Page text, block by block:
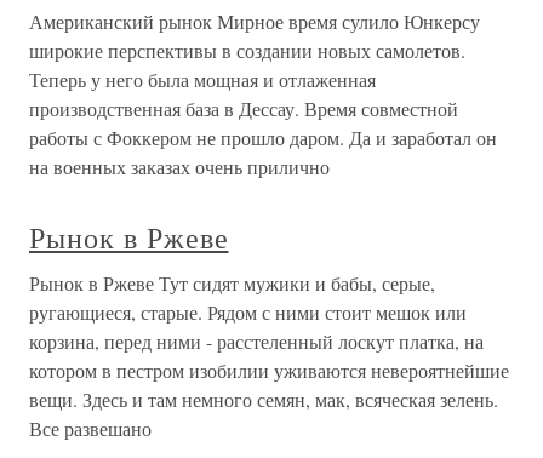
Американский рынок Мирное время сулило Юнкерсу
широкие перспективы в создании новых самолетов.
Теперь у него была мощная и отлаженная
производственная база в Дессау. Время совместной
работы с Фоккером не прошло даром. Да и заработал он
на военных заказах очень прилично
Рынок в Ржеве
Рынок в Ржеве Тут сидят мужики и бабы, серые,
ругающиеся, старые. Рядом с ними стоит мешок или
корзина, перед ними - расстеленный лоскут платка, на
котором в пестром изобилии уживаются невероятнейшие
вещи. Здесь и там немного семян, мак, всяческая зелень.
Все развешано